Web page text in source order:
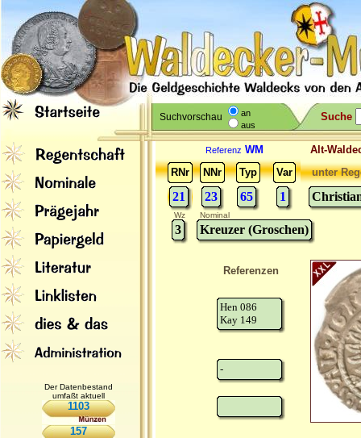
Suchvorschau
an
aus
Suche
Der Datenbestand
umfaßt aktuell
1103
157
Referenz WM
Alt-
RNr
NNr Typ Var
21 23 65 1
unter
Wz Nominal
3 Kreuzer (Groschen)
Referenzen
Hen 086
Kay 149
-